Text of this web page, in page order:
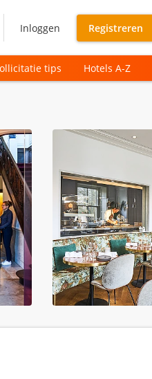
Inloggen Registreren
tips Hotels A-Z